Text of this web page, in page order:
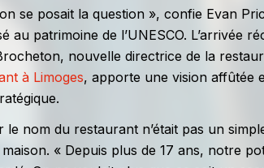
se posait la question », confie Evan
au patrimoine de l’UNESCO.
nouvelle directrice de la
à Limoges, apporte une vision affûtée
nom du restaurant n’était pas un
maison. « Depuis plus de 17 ans, notre